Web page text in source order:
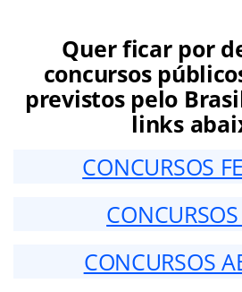
Quer ficar por
concursos
previstos pelo
links
CONCURSOS
CONCURSOS